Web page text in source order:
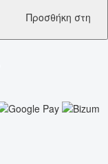
Προσθήκη στη